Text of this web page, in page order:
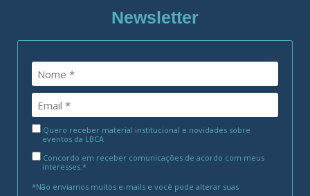
Newsletter
Quero receber material institucional e novidades sobre
eventos da LBCA
Concordo em receber comunicações de acordo com meus
interesses.*
*Não enviamos muitos e-mails e você pode alterar suas